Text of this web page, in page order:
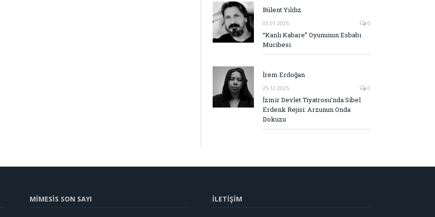
Bülent Yıldız
03.01.2026 0
“Kanlı Kabare” Oyununun Esbabı
Mucibesi
İrem Erdoğan
25.12.2025 0
İzmir Devlet Tiyatrosu’nda Sibel
Erdenk Rejisi: Arzunun Onda
Dokuzu
MİMESİS SON SAYI İLETİŞİM